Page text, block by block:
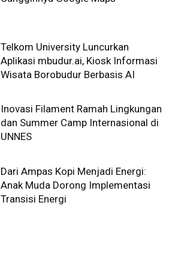
Telkom University Luncurkan
Aplikasi mbudur.ai, Kiosk Informasi
Wisata Borobudur Berbasis AI
Inovasi Filament Ramah Lingkungan
dan Summer Camp Internasional di
UNNES
Dari Ampas Kopi Menjadi Energi:
Anak Muda Dorong Implementasi
Transisi Energi